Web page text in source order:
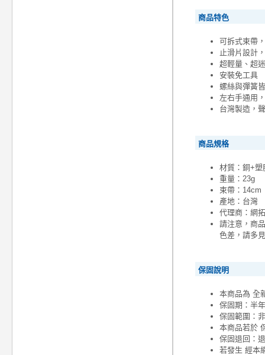
商品特色
可拆式束帶
止滑片設計
超輕量、超
安裝免工具
螺絲與彈簧
左右手通用
台灣製造，
商品規格
材質：銅+塑
重量：23g
束帶：14cm
產地：台灣
代理商：網
請注意，商
色差，請多
保固說明
本商品為 全
保固期：半
保固範圍：
本商品若於
保固退回：
若發生 經本